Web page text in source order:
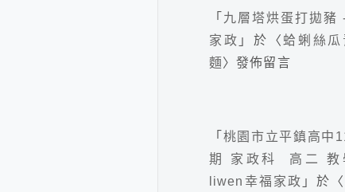
「 九層塔烘蛋打拋豬
家政 」於〈 蛤蜊絲瓜
麵〉發佈留言
「 桃園市立平鎮高中
期 家政科 高二 教
liwen幸福家政 」於〈